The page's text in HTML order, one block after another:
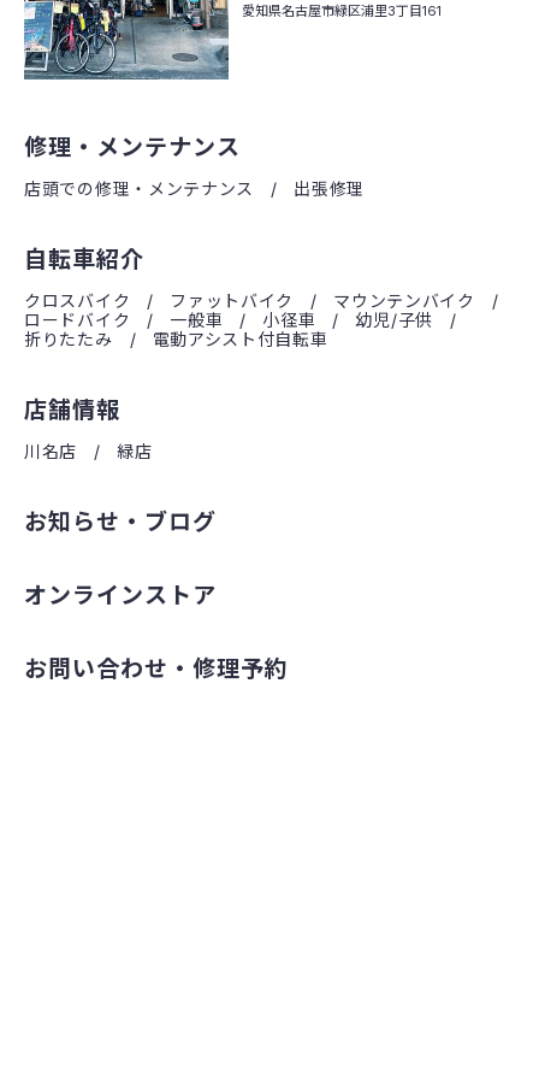
愛知県名古屋市緑区浦里3丁目161
修理・メンテナンス
店頭での修理・メンテナンス 出張修理
自転車紹介
クロスバイク ファットバイク
マウンテンバイク
ロードバイク
一般車 小径車
幼児/子供
折りたたみ
電動アシスト付自転車
店舗情報
川名店 緑店
お知らせ・ブログ
オンラインストア
お問い合わせ・修理予約